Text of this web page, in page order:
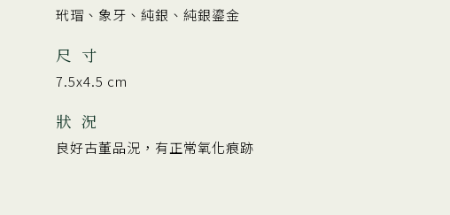
玳瑁、象牙、純銀、純銀鎏金
尺 寸
7.5x4.5 cm
狀 況
良好古董品況，有正常氧化痕跡